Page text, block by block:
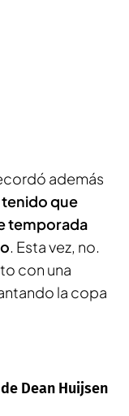
además
tenido que
temporada
. Esta vez, no.
con una
la copa
Dean Huijsen